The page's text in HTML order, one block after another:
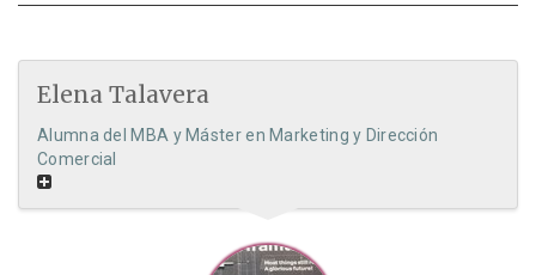
Elena Talavera
Alumna del MBA y Máster en Marketing y Dirección
Comercial